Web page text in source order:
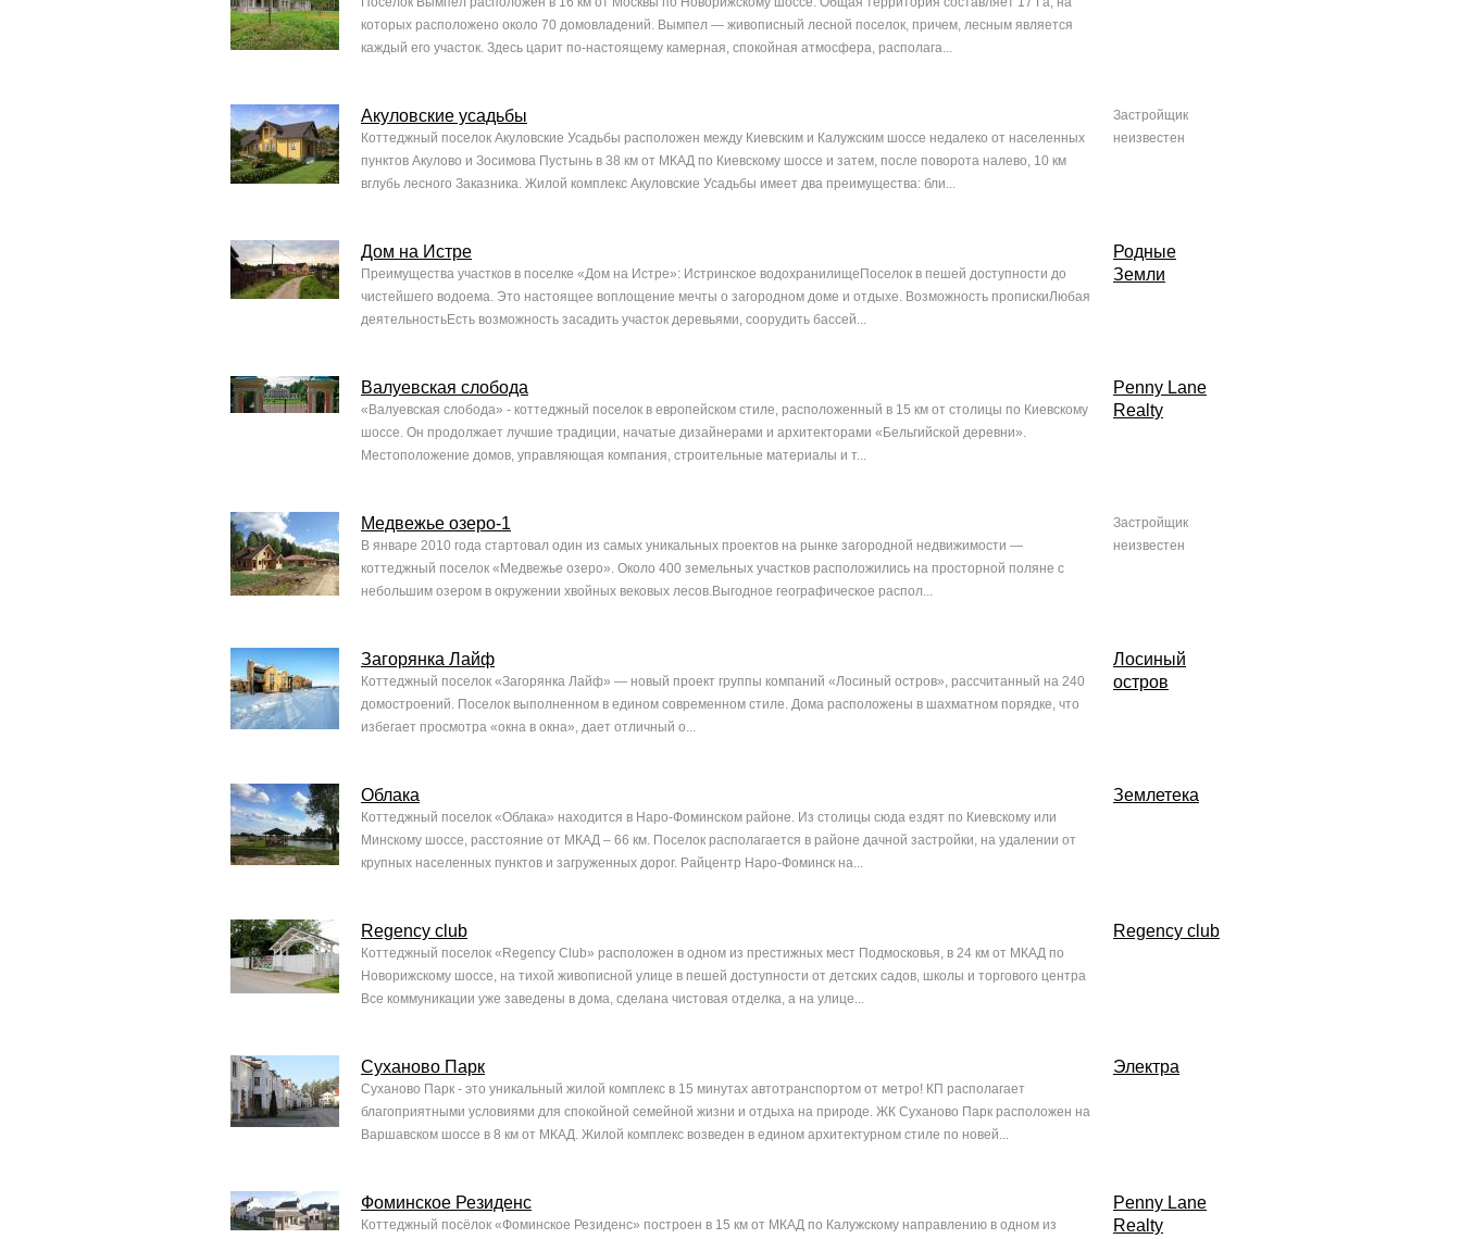
которых расположено около 70 домовладений. Вымпел — живописный лесной поселок, причем, лесным является
каждый его участок. Здесь царит по-настоящему камерная, спокойная атмосфера, располага...
Акуловские усадьбы
Коттеджный поселок Акуловские Усадьбы расположен между Киевским и Калужским шоссе недалеко от населенных
пунктов Акулово и Зосимова Пустынь в 38 км от МКАД по Киевскому шоссе и затем, после поворота налево, 10 км
вглубь лесного Заказника. Жилой комплекс Акуловские Усадьбы имеет два преимущества: бли...
Застройщик
неизвестен
Дом на Истре
Преимущества участков в поселке «Дом на Истре»: Истринское водохранилищеПоселок в пешей доступности до
чистейшего водоема. Это настоящее воплощение мечты о загородном доме и отдыхе. Возможность пропискиЛюбая
деятельностьЕсть возможность засадить участок деревьями, соорудить бассей...
Родные
Земли
Валуевская слобода
«Валуевская слобода» - коттеджный поселок в европейском стиле, расположенный в 15 км от столицы по Киевскому
шоссе. Он продолжает лучшие традиции, начатые дизайнерами и архитекторами «Бельгийской деревни».
Местоположение домов, управляющая компания, строительные материалы и т...
Penny Lane
Realty
Медвежье озеро-1
В январе 2010 года стартовал один из самых уникальных проектов на рынке загородной недвижимости —
коттеджный поселок «Медвежье озеро». Около 400 земельных участков расположились на просторной поляне с
небольшим озером в окружении хвойных вековых лесов.Выгодное географическое распол...
Застройщик
неизвестен
Загорянка Лайф
Коттеджный поселок «Загорянка Лайф» — новый проект группы компаний «Лосиный остров», рассчитанный на 240
домостроений. Поселок выполненном в едином современном стиле. Дома расположены в шахматном порядке, что
избегает просмотра «окна в окна», дает отличный о...
Лосиный
остров
Облака
Коттеджный поселок «Облака» находится в Наро-Фоминском районе. Из столицы сюда ездят по Киевскому или
Минскому шоссе, расстояние от МКАД – 66 км. Поселок располагается в районе дачной застройки, на удалении от
крупных населенных пунктов и загруженных дорог. Райцентр Наро-Фоминск на...
Землетека
Regency club
Коттеджный поселок «Regency Club» расположен в одном из престижных мест Подмосковья, в 24 км от МКАД по
Новорижскому шоссе, на тихой живописной улице в пешей доступности от детских садов, школы и торгового центра
Все коммуникации уже заведены в дома, сделана чистовая отделка, а на улице...
Regency club
Суханово Парк
Суханово Парк - это уникальный жилой комплекс в 15 минутах автотранспортом от метро! КП располагает
благоприятными условиями для спокойной семейной жизни и отдыха на природе. ЖК Суханово Парк расположен на
Варшавском шоссе в 8 км от МКАД. Жилой комплекс возведен в едином архитектурном стиле по новей...
Электра
Фоминское Резиденс
Коттеджный посёлок «Фоминское Резиденс» построен в 15 км от МКАД по Калужскому направлению в одном из
Penny Lane
Realty